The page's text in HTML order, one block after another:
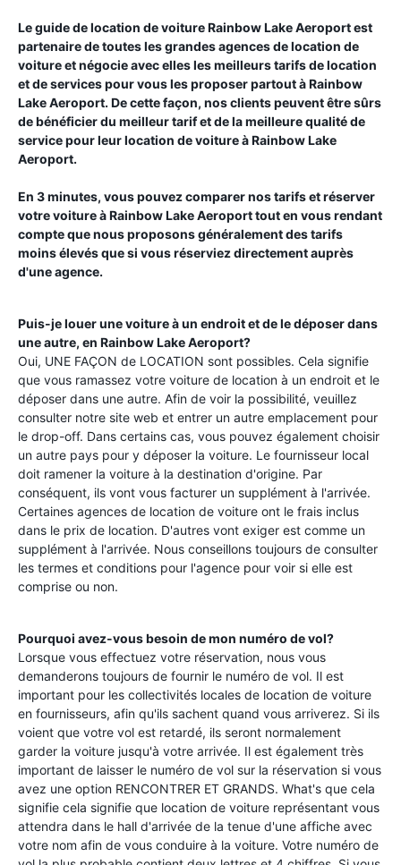
Le guide de location de voitureRainbow Lake Aeroportest
partenaire de toutes les grandes agences de location de
voiture et négocie avec elles les meilleurs tarifs de location
et de services pour vous les proposer partout àRainbow
Lake Aeroport. De cette façon, nos clients peuvent être sûrs
de bénéficier du meilleur tarif et de la meilleure qualité de
service pour leur location de voiture àRainbow Lake
Aeroport.
En 3 minutes, vous pouvez comparer nos tarifs et réserver
votre voiture àRainbow Lake Aeroporttout en vous rendant
compte que nous proposons généralement des tarifs
moins élevés que si vous réserviez directement auprès
d'une agence.
Puis-je louer une voiture à un endroit et de le déposer dans
une autre, en Rainbow Lake Aeroport?
Oui, UNE FAÇON de LOCATION sont possibles. Cela signifie
que vous ramassez votre voiture de location à un endroit et le
déposer dans une autre. Afin de voir la possibilité, veuillez
consulter notre site web et entrer un autre emplacement pour
le drop-off. Dans certains cas, vous pouvez également choisir
un autre pays pour y déposer la voiture. Le fournisseur local
doit ramener la voiture à la destination d'origine. Par
conséquent, ils vont vous facturer un supplément à l'arrivée.
Certaines agences de location de voiture ont le frais inclus
dans le prix de location. D'autres vont exiger est comme un
supplément à l'arrivée. Nous conseillons toujours de consulter
les termes et conditions pour l'agence pour voir si elle est
comprise ou non.
Pourquoi avez-vous besoin de mon numéro de vol?
Lorsque vous effectuez votre réservation, nous vous
demanderons toujours de fournir le numéro de vol. Il est
important pour les collectivités locales de location de voiture
en fournisseurs, afin qu'ils sachent quand vous arriverez. Si ils
voient que votre vol est retardé, ils seront normalement
garder la voiture jusqu'à votre arrivée. Il est également très
important de laisser le numéro de vol sur la réservation si vous
avez une option RENCONTRER ET GRANDS. What's que cela
signifie cela signifie que location de voiture représentant vous
attendra dans le hall d'arrivée de la tenue d'une affiche avec
votre nom afin de vous conduire à la voiture. Votre numéro de